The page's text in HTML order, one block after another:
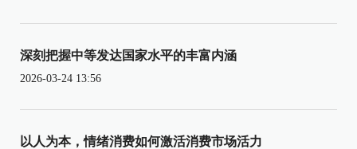
深刻把握中等发达国家水平的丰富内涵
2026-03-24 13:56
以人为本，情绪消费如何激活消费市场活力